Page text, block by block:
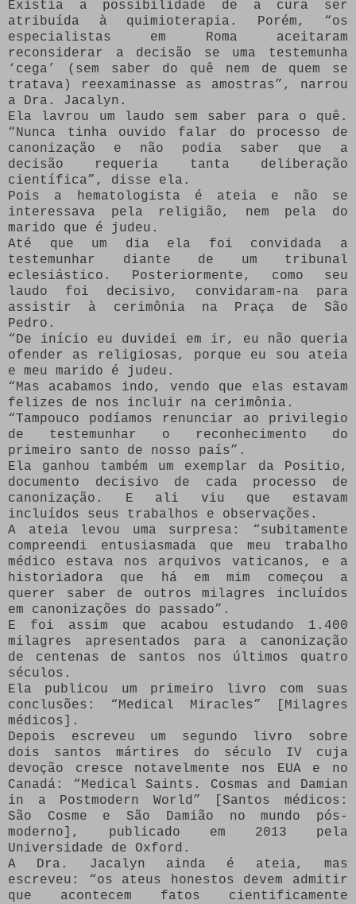
Existia a possibilidade de a cura ser
atribuída à quimioterapia. Porém, “os
especialistas em Roma aceitaram
reconsiderar a decisão se uma testemunha
‘cega’ (sem saber do quê nem de quem se
tratava) reexaminasse as amostras”, narrou
a Dra. Jacalyn.
Ela lavrou um laudo sem saber para o quê.
“Nunca tinha ouvido falar do processo de
canonização e não podia saber que a
decisão requeria tanta deliberação
científica”, disse ela.
Pois a hematologista é ateia e não se
interessava pela religião, nem pela do
marido que é judeu.
Até que um dia ela foi convidada a
testemunhar diante de um tribunal
eclesiástico. Posteriormente, como seu
laudo foi decisivo, convidaram-na para
assistir à cerimônia na Praça de São
Pedro.
“De início eu duvidei em ir, eu não queria
ofender as religiosas, porque eu sou ateia
e meu marido é judeu.
“Mas acabamos indo, vendo que elas estavam
felizes de nos incluir na cerimônia.
“Tampouco podíamos renunciar ao privilegio
de testemunhar o reconhecimento do
primeiro santo de nosso país”.
Ela ganhou também um exemplar da Positio,
documento decisivo de cada processo de
canonização. E ali viu que estavam
incluídos seus trabalhos e observações.
A ateia levou uma surpresa: “subitamente
compreendi entusiasmada que meu trabalho
médico estava nos arquivos vaticanos, e a
historiadora que há em mim começou a
querer saber de outros milagres incluídos
em canonizações do passado”.
E foi assim que acabou estudando 1.400
milagres apresentados para a canonização
de centenas de santos nos últimos quatro
séculos.
Ela publicou um primeiro livro com suas
conclusões: “Medical Miracles” [Milagres
médicos].
Depois escreveu um segundo livro sobre
dois santos mártires do século IV cuja
devoção cresce notavelmente nos EUA e no
Canadá: “Medical Saints. Cosmas and Damian
in a Postmodern World” [Santos médicos:
São Cosme e São Damião no mundo pós-
moderno], publicado em 2013 pela
Universidade de Oxford.
A Dra. Jacalyn ainda é ateia, mas
escreveu: “os ateus honestos devem admitir
que acontecem fatos cientificamente